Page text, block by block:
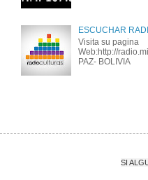
ESCUCHAR
Visita su pagina
Web:http://
PAZ- BOLIVIA
SI